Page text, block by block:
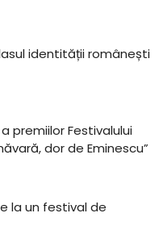
identității românești
premiilor Festivalului
dor de Eminescu”
la un festival de